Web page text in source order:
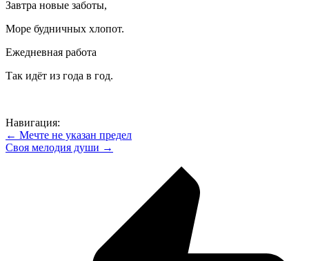
Завтра новые заботы,
Море будничных хлопот.
Ежедневная работа
Так идёт из года в год.
Навигация:
← Мечте не указан предел
Своя мелодия души →